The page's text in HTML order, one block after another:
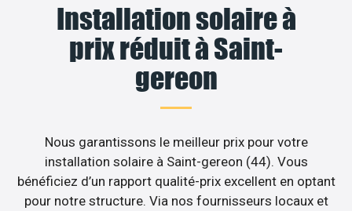
Installation solaire à
prix réduit à Saint-
gereon
Nous garantissons le meilleur prix pour votre
installation solaire à Saint-gereon (44). Vous
bénéficiez d’un rapport qualité-prix excellent en optant
pour notre structure. Via nos fournisseurs locaux et